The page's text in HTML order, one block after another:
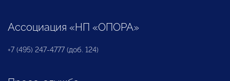
Ассоциация «НП «ОПОРА»
+7 (495) 247-4777 (доб. 124)